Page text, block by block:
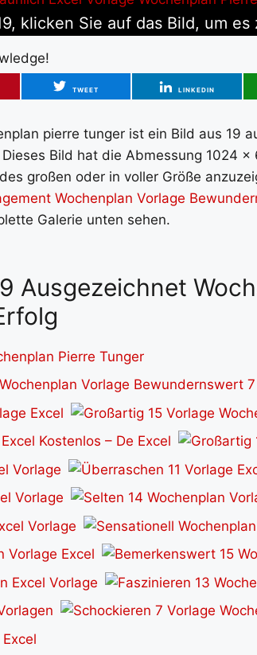
klicken Sie auf das Bild, um es
TWEET LINKEDIN
pierre tunger ist ein Bild aus 19
Bild hat die Abmessung 1024 x
großen oder in voller Größe
Wochenplan Vorlage
Galerie unten sehen.
Ausgezeichnet